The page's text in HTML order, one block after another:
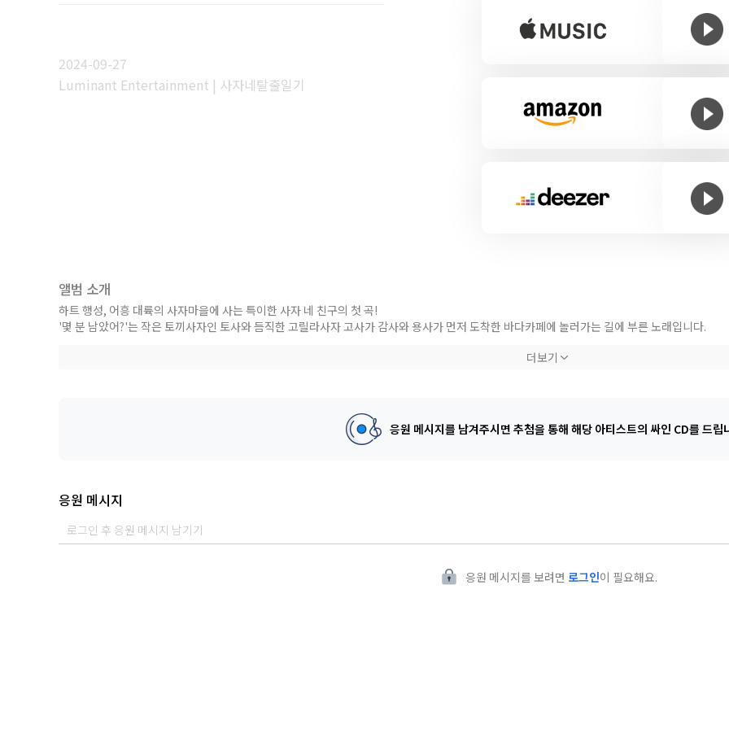
2024-09-27
Luminant Entertainment | 사자네탈출일기
앨범 소개
하트 행성, 어흥 대륙의 사자마을에 사는 특이한 사자 네 친구의 첫 곡!
'몇 분 남았어?'는 작은 토끼사자인 토사와 듬직한 고릴라사자 고사가 감사와 용사가 먼저 도착한 바다카페에 놀러가는 길에 부른 노래입니다.
더보기
응원 메시지를 남겨주시면 추첨을 통해 해당 아티스트의 싸인 CD를 드립
응원 메시지
응원 메시지를 보려면 로그인이 필요해요.